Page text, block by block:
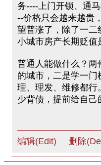
务----上门开锁、通
--价格只会越来越贵
望普涨了，除了一二
小城市房产长期贬值
普通人能做什么？两
的城市，二是学一
理、理发、维修都行
少背债，提前给自己
编辑(Edit) 删除